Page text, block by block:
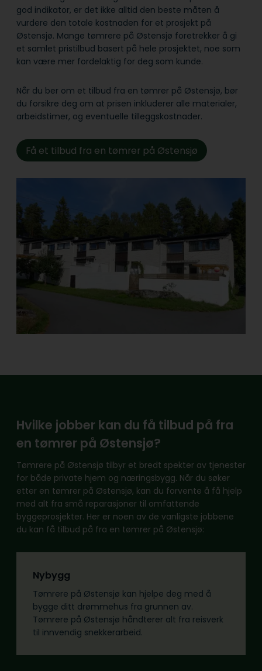
god indikator, er det ikke alltid den beste måten å
vurdere den totale kostnaden for et prosjekt på
Østensjø. Mange tømrere på Østensjø foretrekker å gi
et samlet pristilbud basert på hele prosjektet, noe som
kan være mer fordelaktig for deg som kunde.
Når du ber om et tilbud fra en tømrer på Østensjø, bør
du forsikre deg om at prisen inkluderer alle materialer,
arbeidstimer, og eventuelle tilleggskostnader.
Få et tilbud fra en tømrer på Østensjø
Hvilke jobber kan du få tilbud på fra
en tømrer på Østensjø?
Tømrere på Østensjø tilbyr et bredt spekter av tjenester
for både private hjem og næringsbygg. Når du søker
etter en tømrer på Østensjø, kan du forvente å få hjelp
med alt fra små reparasjoner til omfattende
byggeprosjekter. Her er noen av de vanligste jobbene
du kan få tilbud på fra en tømrer på Østensjø:
Nybygg
Tømrere på Østensjø kan hjelpe deg med å
bygge ditt drømmehus fra grunnen av.
Tømrere på Østensjø håndterer alt fra reisverk
til innvendig snekkerarbeid.